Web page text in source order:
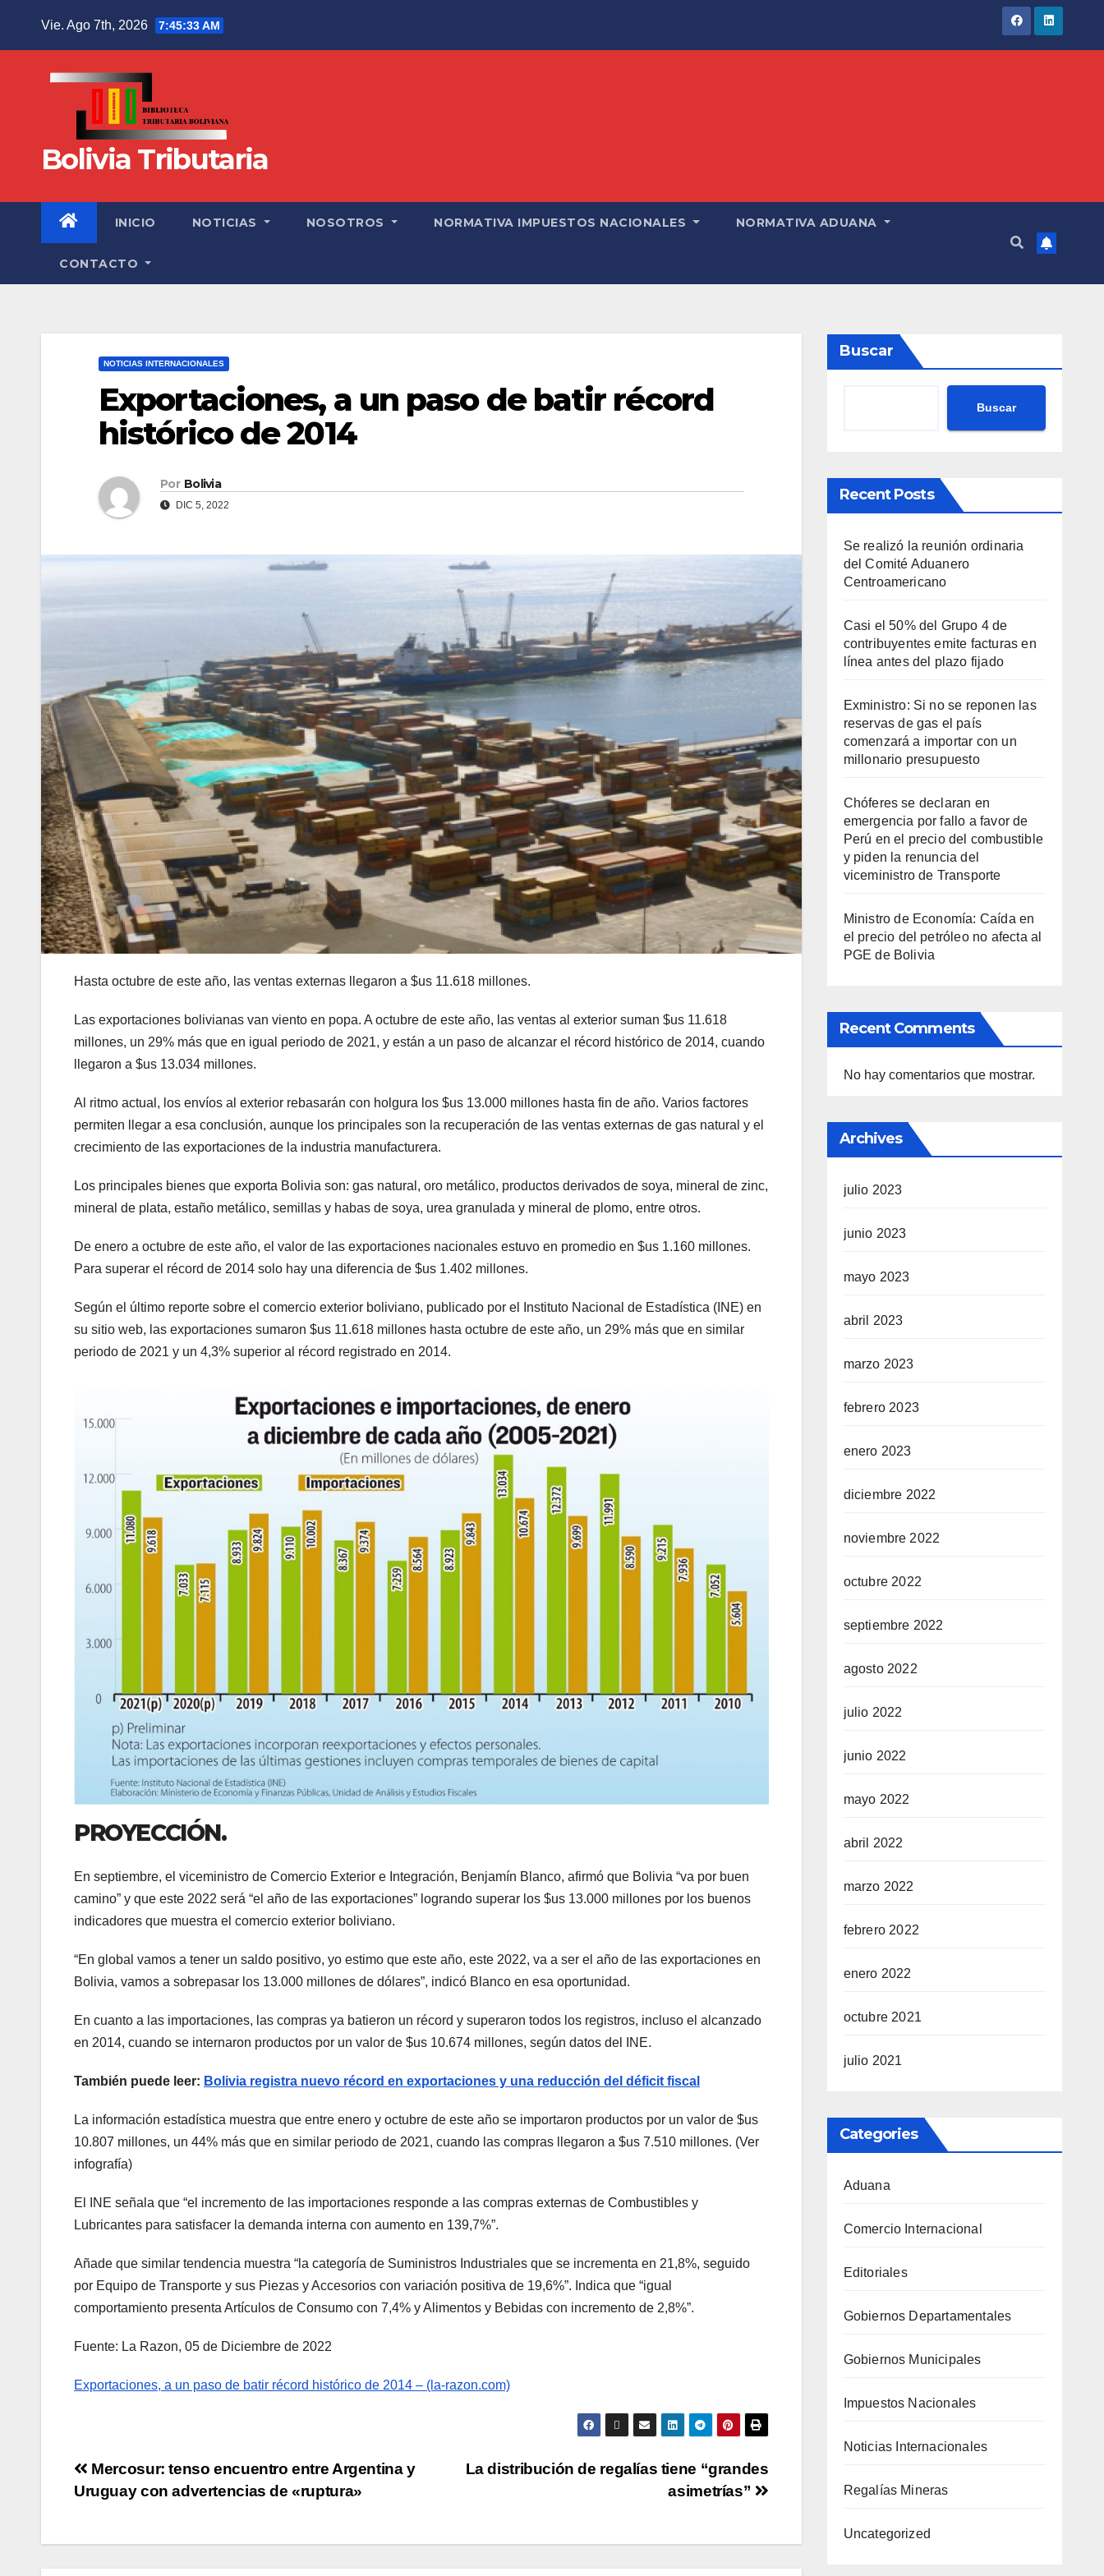
Vie. Ago 7th, 2026 7:45:35 AM
Bolivia Tributaria
INICIO NOTICIAS NOSOTROS NORMATIVA IMPUESTOS NACIONALES NORMATIVA ADUANA
CONTACTO
NOTICIAS INTERNACIONALES
Exportaciones, a un paso de batir récord
histórico de 2014
Por Bolivia
DIC 5, 2022
Hasta octubre de este año, las ventas externas llegaron a $us 11.618 millones.
Las exportaciones bolivianas van viento en popa. A octubre de este año, las ventas al exterior suman $us 11.618
millones, un 29% más que en igual periodo de 2021, y están a un paso de alcanzar el récord histórico de 2014, cuando
llegaron a $us 13.034 millones.
Al ritmo actual, los envíos al exterior rebasarán con holgura los $us 13.000 millones hasta fin de año. Varios factores
permiten llegar a esa conclusión, aunque los principales son la recuperación de las ventas externas de gas natural y el
crecimiento de las exportaciones de la industria manufacturera.
Los principales bienes que exporta Bolivia son: gas natural, oro metálico, productos derivados de soya, mineral de zinc,
mineral de plata, estaño metálico, semillas y habas de soya, urea granulada y mineral de plomo, entre otros.
De enero a octubre de este año, el valor de las exportaciones nacionales estuvo en promedio en $us 1.160 millones.
Para superar el récord de 2014 solo hay una diferencia de $us 1.402 millones.
Según el último reporte sobre el comercio exterior boliviano, publicado por el Instituto Nacional de Estadística (INE) en
su sitio web, las exportaciones sumaron $us 11.618 millones hasta octubre de este año, un 29% más que en similar
periodo de 2021 y un 4,3% superior al récord registrado en 2014.
PROYECCIÓN.
En septiembre, el viceministro de Comercio Exterior e Integración, Benjamín Blanco, afirmó que Bolivia “va por buen
camino” y que este 2022 será “el año de las exportaciones” logrando superar los $us 13.000 millones por los buenos
indicadores que muestra el comercio exterior boliviano.
“En global vamos a tener un saldo positivo, yo estimo que este año, este 2022, va a ser el año de las exportaciones en
Bolivia, vamos a sobrepasar los 13.000 millones de dólares”, indicó Blanco en esa oportunidad.
En cuanto a las importaciones, las compras ya batieron un récord y superaron todos los registros, incluso el alcanzado
en 2014, cuando se internaron productos por un valor de $us 10.674 millones, según datos del INE.
También puede leer: Bolivia registra nuevo récord en exportaciones y una reducción del déficit fiscal
La información estadística muestra que entre enero y octubre de este año se importaron productos por un valor de $us
10.807 millones, un 44% más que en similar periodo de 2021, cuando las compras llegaron a $us 7.510 millones. (Ver
infografía)
El INE señala que “el incremento de las importaciones responde a las compras externas de Combustibles y
Lubricantes para satisfacer la demanda interna con aumento en 139,7%”.
Añade que similar tendencia muestra “la categoría de Suministros Industriales que se incrementa en 21,8%, seguido
por Equipo de Transporte y sus Piezas y Accesorios con variación positiva de 19,6%”. Indica que “igual
comportamiento presenta Artículos de Consumo con 7,4% y Alimentos y Bebidas con incremento de 2,8%”.
Fuente: La Razon, 05 de Diciembre de 2022
Exportaciones, a un paso de batir récord histórico de 2014 – (la-razon.com)
La distribución de regalías tiene “grandes
asimetrías”
Mercosur: tenso encuentro entre Argentina y
Uruguay con advertencias de «ruptura»
Buscar
Buscar
Recent Posts
Se realizó la reunión ordinaria
del Comité Aduanero
Centroamericano
Casi el 50% del Grupo 4 de
contribuyentes emite facturas en
línea antes del plazo fijado
Exministro: Si no se reponen las
reservas de gas el país
comenzará a importar con un
millonario presupuesto
Chóferes se declaran en
emergencia por fallo a favor de
Perú en el precio del combustible
y piden la renuncia del
viceministro de Transporte
Ministro de Economía: Caída en
el precio del petróleo no afecta al
PGE de Bolivia
Recent Comments
No hay comentarios que mostrar.
Archives
julio 2023
junio 2023
mayo 2023
abril 2023
marzo 2023
febrero 2023
enero 2023
diciembre 2022
noviembre 2022
octubre 2022
septiembre 2022
agosto 2022
julio 2022
junio 2022
mayo 2022
abril 2022
marzo 2022
febrero 2022
enero 2022
octubre 2021
julio 2021
Categories
Aduana
Comercio Internacional
Editoriales
Gobiernos Departamentales
Gobiernos Municipales
Impuestos Nacionales
Noticias Internacionales
Regalías Mineras
Uncategorized